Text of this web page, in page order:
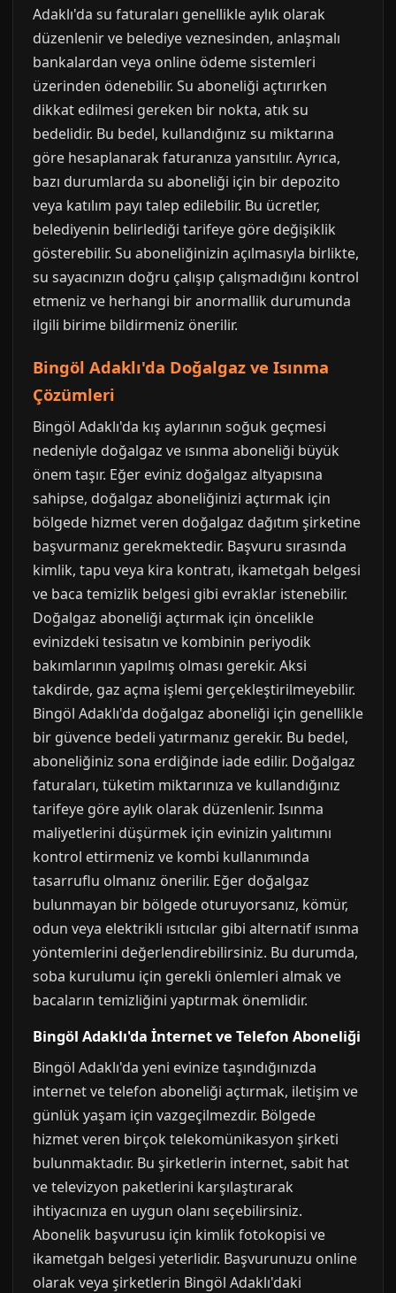
Adaklı'da su faturaları genellikle aylık olarak
düzenlenir ve belediye veznesinden, anlaşmalı
bankalardan veya online ödeme sistemleri
üzerinden ödenebilir. Su aboneliği açtırırken
dikkat edilmesi gereken bir nokta, atık su
bedelidir. Bu bedel, kullandığınız su miktarına
göre hesaplanarak faturanıza yansıtılır. Ayrıca,
bazı durumlarda su aboneliği için bir depozito
veya katılım payı talep edilebilir. Bu ücretler,
belediyenin belirlediği tarifeye göre değişiklik
gösterebilir. Su aboneliğinizin açılmasıyla birlikte,
su sayacınızın doğru çalışıp çalışmadığını kontrol
etmeniz ve herhangi bir anormallik durumunda
ilgili birime bildirmeniz önerilir.
Bingöl Adaklı'da Doğalgaz ve Isınma
Çözümleri
Bingöl Adaklı'da kış aylarının soğuk geçmesi
nedeniyle doğalgaz ve ısınma aboneliği büyük
önem taşır. Eğer eviniz doğalgaz altyapısına
sahipse, doğalgaz aboneliğinizi açtırmak için
bölgede hizmet veren doğalgaz dağıtım şirketine
başvurmanız gerekmektedir. Başvuru sırasında
kimlik, tapu veya kira kontratı, ikametgah belgesi
ve baca temizlik belgesi gibi evraklar istenebilir.
Doğalgaz aboneliği açtırmak için öncelikle
evinizdeki tesisatın ve kombinin periyodik
bakımlarının yapılmış olması gerekir. Aksi
takdirde, gaz açma işlemi gerçekleştirilmeyebilir.
Bingöl Adaklı'da doğalgaz aboneliği için genellikle
bir güvence bedeli yatırmanız gerekir. Bu bedel,
aboneliğiniz sona erdiğinde iade edilir. Doğalgaz
faturaları, tüketim miktarınıza ve kullandığınız
tarifeye göre aylık olarak düzenlenir. Isınma
maliyetlerini düşürmek için evinizin yalıtımını
kontrol ettirmeniz ve kombi kullanımında
tasarruflu olmanız önerilir. Eğer doğalgaz
bulunmayan bir bölgede oturuyorsanız, kömür,
odun veya elektrikli ısıtıcılar gibi alternatif ısınma
yöntemlerini değerlendirebilirsiniz. Bu durumda,
soba kurulumu için gerekli önlemleri almak ve
bacaların temizliğini yaptırmak önemlidir.
Bingöl Adaklı'da İnternet ve Telefon Aboneliği
Bingöl Adaklı'da yeni evinize taşındığınızda
internet ve telefon aboneliği açtırmak, iletişim ve
günlük yaşam için vazgeçilmezdir. Bölgede
hizmet veren birçok telekomünikasyon şirketi
bulunmaktadır. Bu şirketlerin internet, sabit hat
ve televizyon paketlerini karşılaştırarak
ihtiyacınıza en uygun olanı seçebilirsiniz.
Abonelik başvurusu için kimlik fotokopisi ve
ikametgah belgesi yeterlidir. Başvurunuzu online
olarak veya şirketlerin Bingöl Adaklı'daki